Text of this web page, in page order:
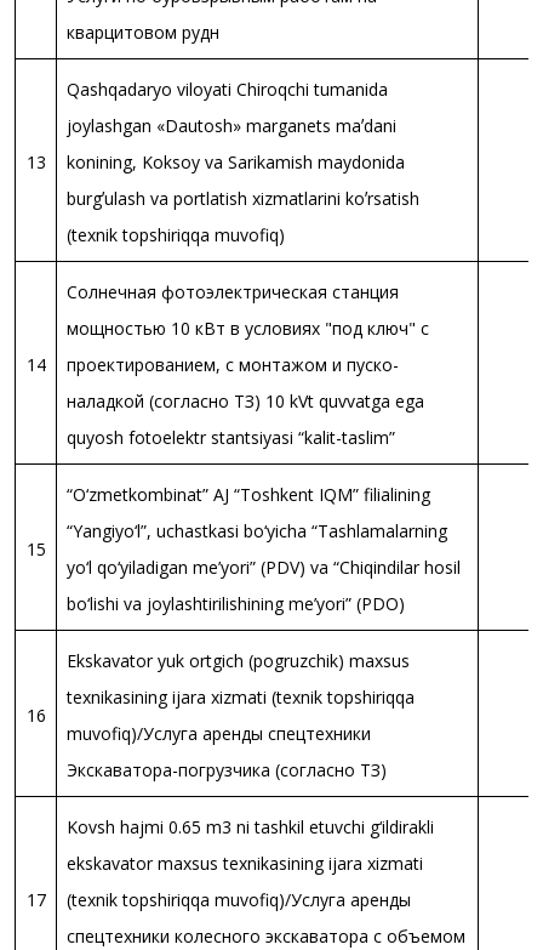
кварцитовом рудн
13
Qashqadaryo viloyati Chiroqchi tumanida
joylashgan «Dautosh» marganets maʼdani
konining, Koksoy va Sarikamish maydonida
burgʼulash va portlatish xizmatlarini koʼrsatish
(texnik topshiriqqa muvofiq)
14
Солнечная фотоэлектрическая станция
мощностью 10 кВт в условиях "под ключ" с
проектированием, с монтажом и пуско-
наладкой (согласно ТЗ) 10 kVt quvvatga ega
quyosh fotoelektr stantsiyasi “kalit-taslim”
15
“O‘zmetkombinat” AJ “Toshkent IQM” filialining
“Yangiyo‘l”, uchastkasi bo‘yicha “Tashlamalаrning
yo‘l qo‘yiladigan me’yori” (PDV) va “Chiqindilar hosil
bo‘lishi va joylashtirilishining me’yori” (PDO)
16
Ekskavator yuk ortgich (pogruzchik) maxsus
texnikasining ijara xizmati (texnik topshiriqqa
muvofiq)/Услуга аренды спецтехники
Экскаватора-погрузчика (согласно ТЗ)
17
Kovsh hajmi 0.65 m3 ni tashkil etuvchi g‘ildirakli
ekskavator maxsus texnikasining ijara xizmati
(texnik topshiriqqa muvofiq)/Услуга аренды
спецтехники колесного экскаватора с объемом